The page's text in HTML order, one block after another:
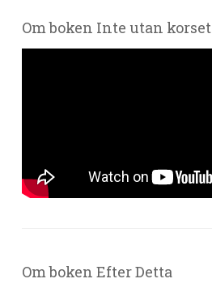
Om boken Inte utan korset
Om boken Efter Detta